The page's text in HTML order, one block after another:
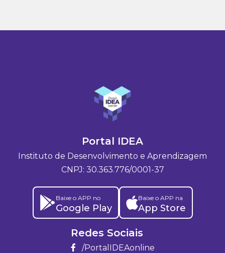
Portal IDEA
Instituto de Desenvolvimento e Aprendizagem
CNPJ: 30.363.776/0001-37
Baixe o APP no
Google Play
Baixe o APP na
App Store
Redes Sociais
/PortalIDEAonline